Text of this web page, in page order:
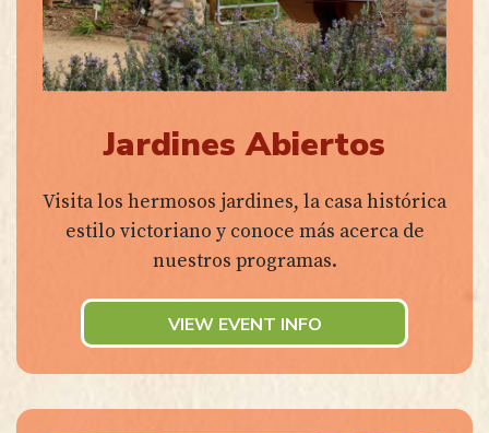
Jardines Abiertos
Visita los hermosos jardines, la casa histórica
estilo victoriano y conoce más acerca de
nuestros programas.
VIEW EVENT INFO